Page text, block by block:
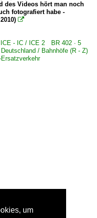
des Videos hört man noch
fotografiert habe -

ICE - IC / ICE 2 BR 402 · 5
Deutschland / Bahnhöfe (R - Z)
um